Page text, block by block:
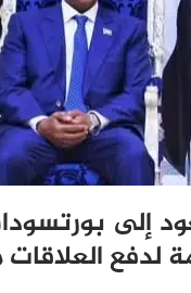
إلى
لدفع